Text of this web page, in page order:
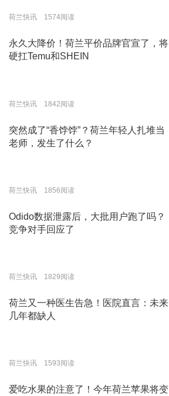
荷兰快讯 1574阅读
永久大降价！荷兰平价品牌官宣了，将
硬扛Temu和SHEIN
荷兰快讯 1842阅读
突然成了“香饽饽”？荷兰年轻人扎堆当
老师，发生了什么？
荷兰快讯 1856阅读
Odido数据泄露后，大批用户跑了吗？
竞争对手回应了
荷兰快讯 1829阅读
荷兰又一种医生告急！医院直言：未来
几年都缺人
荷兰快讯 1593阅读
爱吃水果的注意了！今年荷兰苹果将变